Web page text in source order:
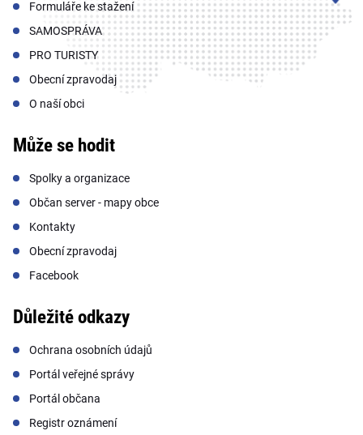
Formuláře ke stažení
SAMOSPRÁVA
PRO TURISTY
Obecní zpravodaj
O naší obci
Může se hodit
Spolky a organizace
Občan server - mapy obce
Kontakty
Obecní zpravodaj
Facebook
Důležité odkazy
Ochrana osobních údajů
Portál veřejné správy
Portál občana
Registr oznámení